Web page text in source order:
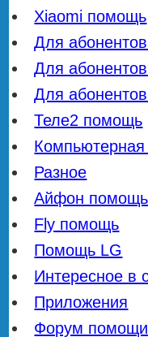
Xiaomi помощь
Для
Для
Для
Теле2 помощь
Разное
Айфон помощь
Fly помощь
Помощь LG
Интересное в
Приложения
Форум помощи